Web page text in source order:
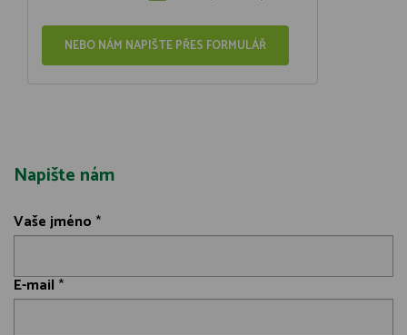
NEBO NÁM NAPIŠTE PŘES FORMULÁŘ
Napište nám
Vaše jméno *
E-mail *